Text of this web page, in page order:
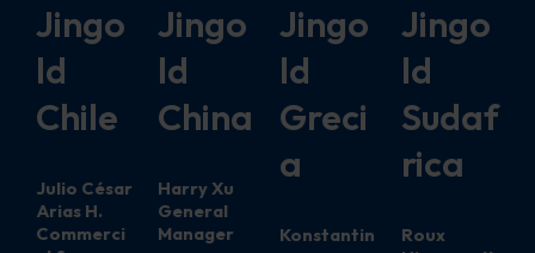
Jingo
ld
Chile
Julio César
Arias H.
Commerci
Jingo
ld
China
Harry Xu
General
Manager
Jingo
ld
Greci
a
Konstantin
Jingo
ld
Sudaf
rica
Roux